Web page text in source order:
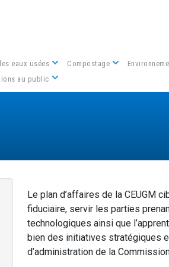
Aller au
eaux usées Compostage
au public
Le plan d’affaires de la CEUGM
fiduciaire, servir les parties
technologiques ainsi que
bien des initiatives stratégiques
d’administration de la